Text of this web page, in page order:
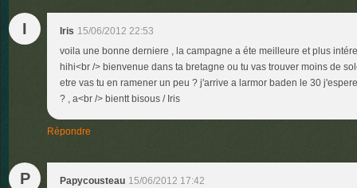
I Iris 15/06/2012 22:53
voila une bonne derniere , la campagne a éte meilleure et plus
hihi<br /> bienvenue dans ta bretagne ou tu vas trouver moins de
etre vas tu en ramener un peu ? j'arrive a larmor baden le 30
? , a<br /> bientt bisous / Iris
Répondre
P Papycousteau 15/06/2012 17:42